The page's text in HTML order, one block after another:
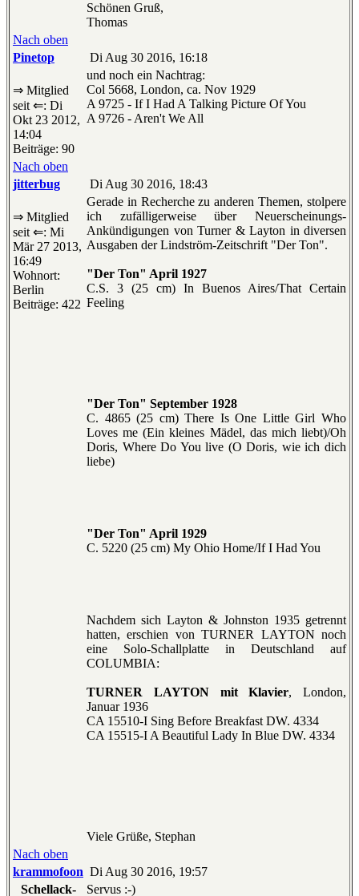
Schönen Gruß,
Thomas
Nach oben
Pinetop
Di Aug 30 2016, 16:18
⇒ Mitglied
seit ⇐: Di
Okt 23 2012,
14:04
Beiträge: 90
und noch ein Nachtrag:
Col 5668, London, ca. Nov 1929
A 9725 - If I Had A Talking Picture Of You
A 9726 - Aren't We All
Nach oben
jitterbug
Di Aug 30 2016, 18:43
⇒ Mitglied
seit ⇐: Mi
Mär 27 2013,
16:49
Wohnort:
Berlin
Beiträge: 422
Gerade in Recherche zu anderen Themen, stolpere
ich zufälligerweise über Neuerscheinungs-
Ankündigungen von Turner & Layton in diversen
Ausgaben der Lindström-Zeitschrift "Der Ton".
"Der Ton" April 1927
C.S. 3 (25 cm) In Buenos Aires/That Certain
Feeling
"Der Ton" September 1928
C. 4865 (25 cm) There Is One Little Girl Who
Loves me (Ein kleines Mädel, das mich liebt)/Oh
Doris, Where Do You live (O Doris, wie ich dich
liebe)
"Der Ton" April 1929
C. 5220 (25 cm) My Ohio Home/If I Had You
Nachdem sich Layton & Johnston 1935 getrennt
hatten, erschien von TURNER LAYTON noch
eine Solo-Schallplatte in Deutschland auf
COLUMBIA:
TURNER LAYTON mit Klavier, London,
Januar 1936
CA 15510-I Sing Before Breakfast DW. 4334
CA 15515-I A Beautiful Lady In Blue DW. 4334
Viele Grüße, Stephan
Nach oben
krammofoon Di Aug 30 2016, 19:57
Schellack-
Servus :-)